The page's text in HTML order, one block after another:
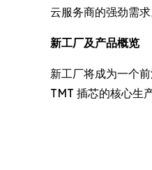
云服务商的强劲需
新工厂及产品概览
新工厂将成为一个
TMT 插芯的核心生